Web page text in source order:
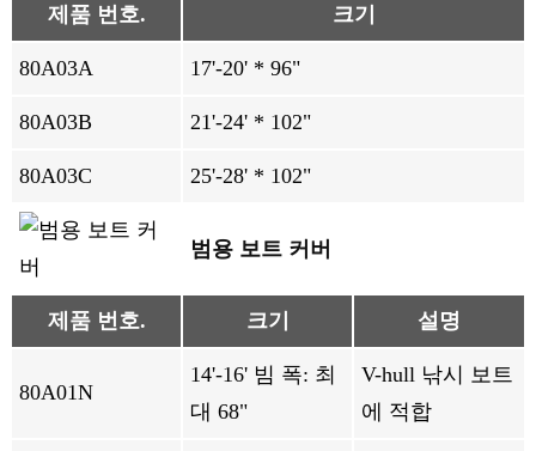
제품 번호. 크기
80A03A 17'-20' * 96"
80A03B 21'-24' * 102"
80A03C 25'-28' * 102"
범용 보트 커버
제품 번호. 크기 설명
80A01N
14'-16' 빔 폭: 최
대 68"
V-hull 낚시 보트
에 적합